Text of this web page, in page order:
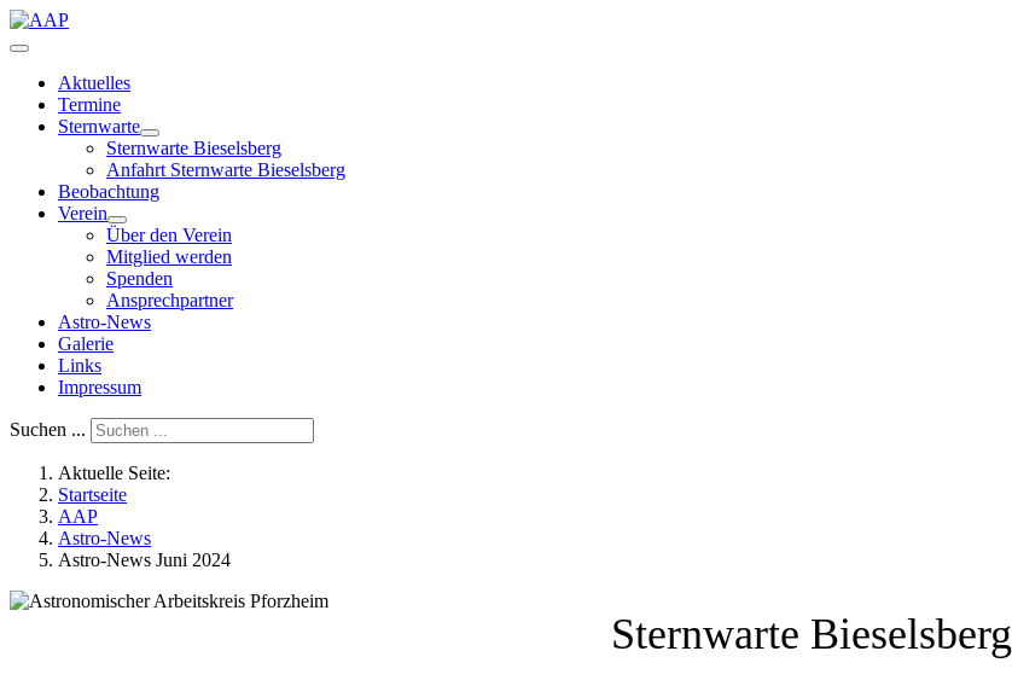
Aktuelles
Termine
Sternwarte
Sternwarte Bieselsberg
Anfahrt Sternwarte Bieselsberg
Beobachtung
Verein
Über den Verein
Mitglied werden
Spenden
Ansprechpartner
Astro-News
Galerie
Links
Impressum
Suchen ...
Aktuelle Seite:
Startseite
AAP
Astro-News
Astro-News Juni 2024
Sternwarte Bieselsberg